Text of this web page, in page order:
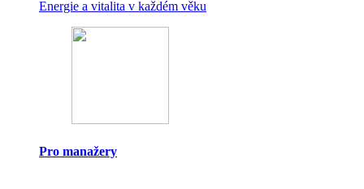
Energie a vitalita v každém věku
Pro manažery